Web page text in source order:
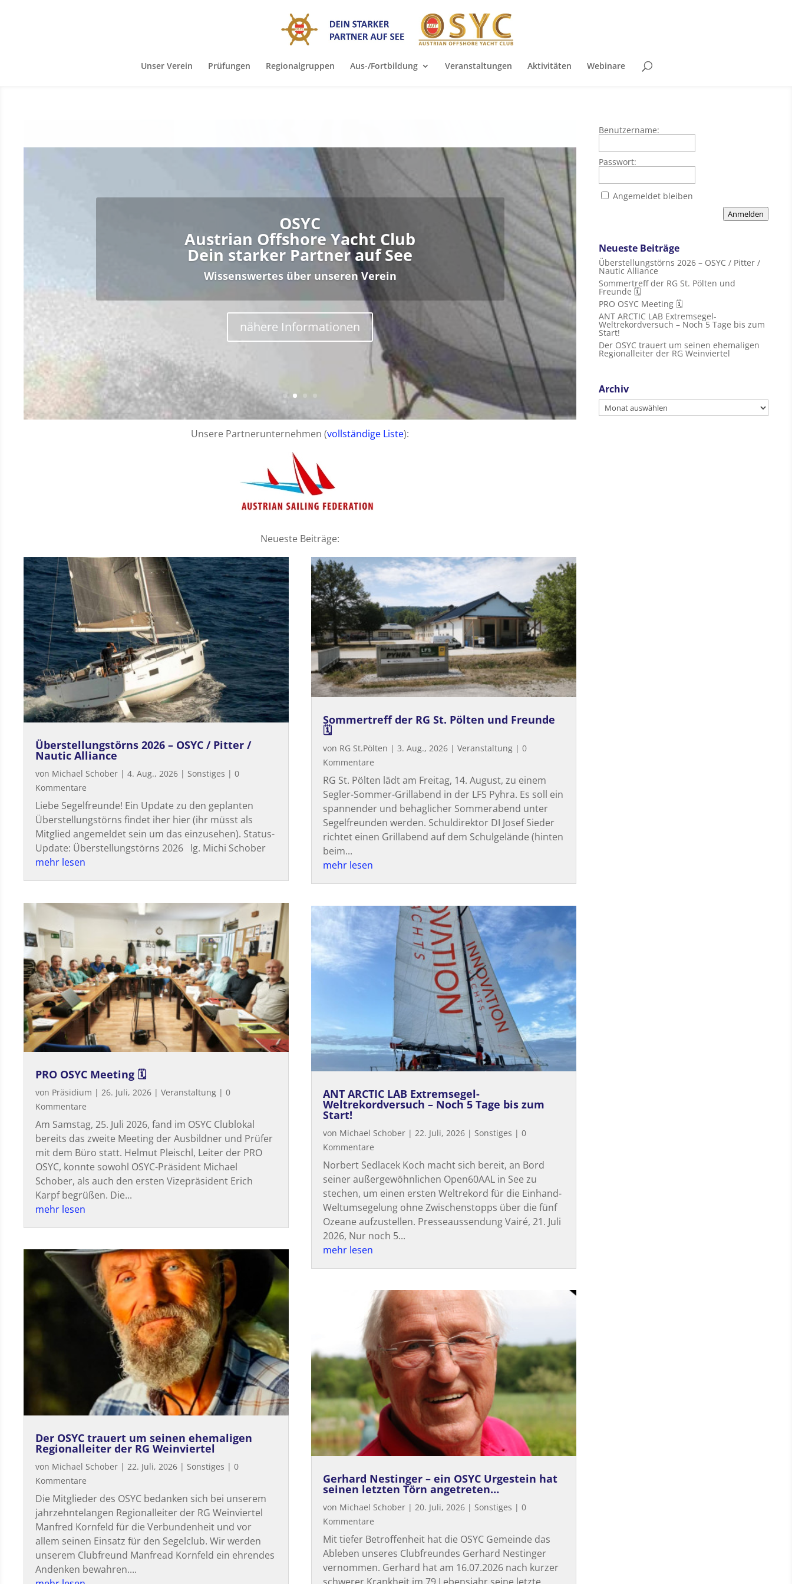
Unser Verein Prüfungen Regionalgruppen Aus-/Fortbildung Veranstaltungen Aktivitäten Webinare
OSYC - Ausbildung
Als renommierter Verein verfügen wir über ein erprobtes Aus- und
Weiterbildungssystem.
nähere Informationen
Unsere Partnerunternehmen (vollständige Liste):
Neueste Beiträge:
Überstellungstörns 2026 – OSYC / Pitter /
Nautic Alliance
von Michael Schober |4. Aug., 2026 | Sonstiges | 0
Kommentare
Liebe Segelfreunde! Ein Update zu den geplanten
Überstellungstörns findet iher hier (ihr müsst als
Mitglied angemeldet sein um das einzusehen). Status-
Update: Überstellungstörns 2026 lg. Michi Schober
mehr lesen
PRO OSYC Meeting 🗓
von Präsidium |26. Juli, 2026 |Veranstaltung | 0
Kommentare
Am Samstag, 25. Juli 2026, fand im OSYC Clublokal
bereits das zweite Meeting der Ausbildner und Prüfer
mit dem Büro statt. Helmut Pleischl, Leiter der PRO
OSYC, konnte sowohl OSYC-Präsident Michael
Schober, als auch den ersten Vizepräsident Erich
Karpf begrüßen. Die...
mehr lesen
Der OSYC trauert um seinen ehemaligen
Regionalleiter der RG Weinviertel
von Michael Schober | 22. Juli, 2026 | Sonstiges | 0
Kommentare
Die Mitglieder des OSYC bedanken sich bei unserem
jahrzehntelangen Regionalleiter der RG Weinviertel
Manfred Kornfeld für die Verbundenheit und vor
allem seinen Einsatz für den Segelclub. Wir werden
unserem Clubfreund Manfread Kornfeld ein ehrendes
Andenken bewahren....
Sommertreff der RG St. Pölten und Freunde
🗓
von RG St.Pölten |3. Aug., 2026 |Veranstaltung | 0
Kommentare
RG St. Pölten lädt am Freitag, 14. August, zu einem
Segler-Sommer-Grillabend in der LFS Pyhra. Es soll ein
spannender und behaglicher Sommerabend unter
Segelfreunden werden. Schuldirektor DI Josef Sieder
richtet einen Grillabend auf dem Schulgelände (hinten
beim...
mehr lesen
ANT ARCTIC LAB Extremsegel-
Weltrekordversuch – Noch 5 Tage bis zum
Start!
von Michael Schober |22. Juli, 2026 | Sonstiges | 0
Kommentare
Norbert Sedlacek Koch macht sich bereit, an Bord
seiner außergewöhnlichen Open60AAL in See zu
stechen, um einen ersten Weltrekord für die Einhand-
Weltumsegelung ohne Zwischenstopps über die fünf
Ozeane aufzustellen. Presseaussendung Vairé, 21. Juli
2026, Nur noch 5...
mehr lesen
Gerhard Nestinger – ein OSYC Urgestein hat
seinen letzten Törn angetreten…
von Michael Schober | 20. Juli, 2026 | Sonstiges | 0
Kommentare
Mit tiefer Betroffenheit hat die OSYC Gemeinde das
Ableben unseres Clubfreundes Gerhard Nestinger
vernommen. Gerhard hat am 16.07.2026 nach kurzer
Benutzername:
Passwort:
Angemeldet bleiben
Anmelden
Neueste Beiträge
Überstellungstörns 2026 – OSYC / Pitter /
Nautic Alliance
Sommertreff der RG St. Pölten und
Freunde 🗓
PRO OSYC Meeting 🗓
ANT ARCTIC LAB Extremsegel-
Weltrekordversuch – Noch 5 Tage bis zum
Start!
Der OSYC trauert um seinen ehemaligen
Regionalleiter der RG Weinviertel
Archiv
Archiv